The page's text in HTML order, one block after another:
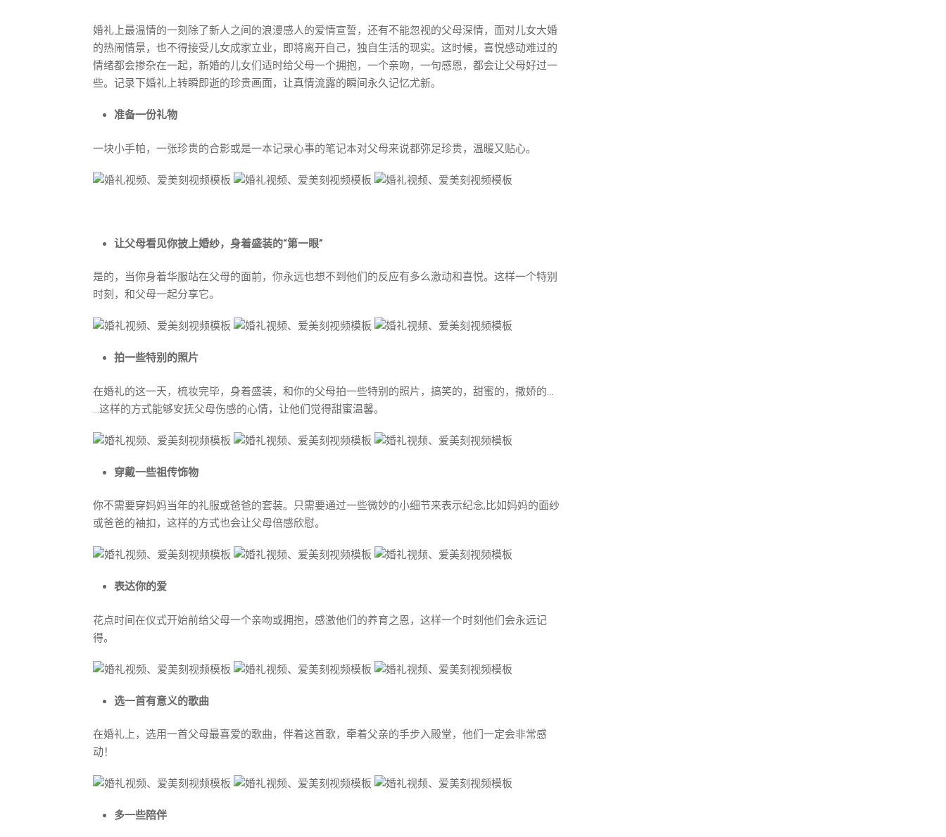
婚礼上最温情的一刻除了新人之间的浪漫感人的爱情宣誓，还有不能忽视的父母深情，面对儿女大婚
的热闹情景，也不得接受儿女成家立业，即将离开自己，独自生活的现实。这时候，喜悦感动难过的
情绪都会掺杂在一起，新婚的儿女们适时给父母一个拥抱，一个亲吻，一句感恩，都会让父母好过一
些。记录下婚礼上转瞬即逝的珍贵画面，让真情流露的瞬间永久记忆尤新。
准备一份礼物
一块小手帕，一张珍贵的合影或是一本记录心事的笔记本对父母来说都弥足珍贵，温暖又贴心。
让父母看见你披上婚纱，身着盛装的“第一眼”
是的，当你身着华服站在父母的面前，你永远也想不到他们的反应有多么激动和喜悦。这样一个特别
时刻，和父母一起分享它。
拍一些特别的照片
在婚礼的这一天，梳妆完毕，身着盛装，和你的父母拍一些特别的照片，搞笑的，甜蜜的，撒娇的…
…这样的方式能够安抚父母伤感的心情，让他们觉得甜蜜温馨。
穿戴一些祖传饰物
你不需要穿妈妈当年的礼服或爸爸的套装。只需要通过一些微妙的小细节来表示纪念,比如妈妈的面纱
或爸爸的袖扣，这样的方式也会让父母倍感欣慰。
表达你的爱
花点时间在仪式开始前给父母一个亲吻或拥抱，感激他们的养育之恩，这样一个时刻他们会永远记
得。
选一首有意义的歌曲
在婚礼上，选用一首父母最喜爱的歌曲，伴着这首歌，牵着父亲的手步入殿堂，他们一定会非常感
动！
多一些陪伴